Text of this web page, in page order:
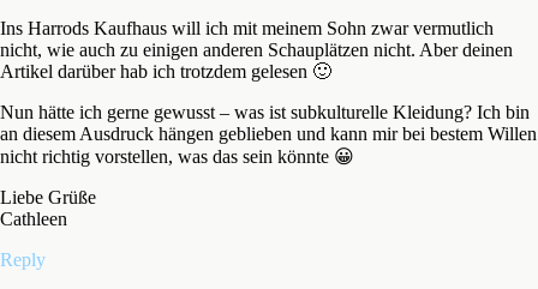
Ins Harrods Kaufhaus will ich mit meinem Sohn zwar vermutlich
nicht, wie auch zu einigen anderen Schauplätzen nicht. Aber deinen
Artikel darüber hab ich trotzdem gelesen 🙂
Nun hätte ich gerne gewusst – was ist subkulturelle Kleidung? Ich bin
an diesem Ausdruck hängen geblieben und kann mir bei bestem Willen
nicht richtig vorstellen, was das sein könnte 😀
Liebe Grüße
Cathleen
Reply